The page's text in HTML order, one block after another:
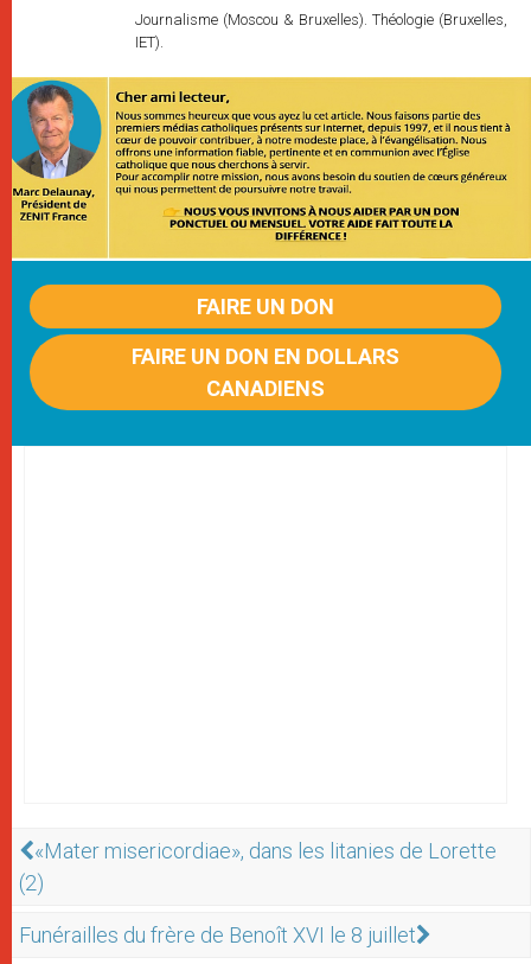
Journalisme (Moscou & Bruxelles). Théologie (Bruxelles,
IET).
FAIRE UN DON
FAIRE UN DON EN DOLLARS
CANADIENS
«Mater misericordiae», dans les litanies de Lorette
(2)
Funérailles du frère de Benoît XVI le 8 juillet